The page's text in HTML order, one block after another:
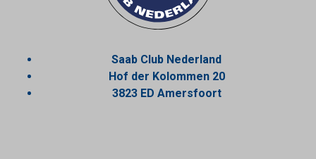
Saab Club Nederland
Hof der Kolommen 20
3823 ED Amersfoort